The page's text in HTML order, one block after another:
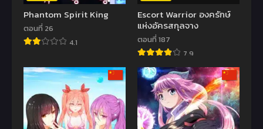
Phantom Spirit King
ตอนที่ 26
4.1
Escort Warrior องครักษ์
แห่งอัครสกุลจาง
ตอนที่ 187
7.9